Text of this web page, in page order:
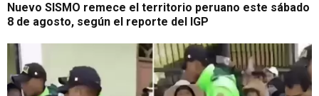
Nuevo SISMO remece el territorio peruano este sábado
8 de agosto, según el reporte del IGP